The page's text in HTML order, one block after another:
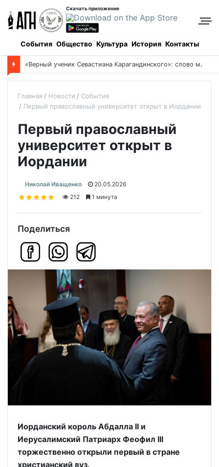
Скачать приложение
События Общество Культура История Контакты
«Верный ученик Севастиана Карагандинского»: слово митрополита Александра о почившем схиархимандрите Пахомии
Главная Новости
События
Первый православный университет открыт в Иордании
Первый православный
университет открыт в
Иордании
Николай Иващенко
20.05.2026
212
1 минута
Поделиться
Иорданский король Абдалла II и
Иерусалимский Патриарх Феофил III
торжественно открыли первый в стране
христианский вуз.